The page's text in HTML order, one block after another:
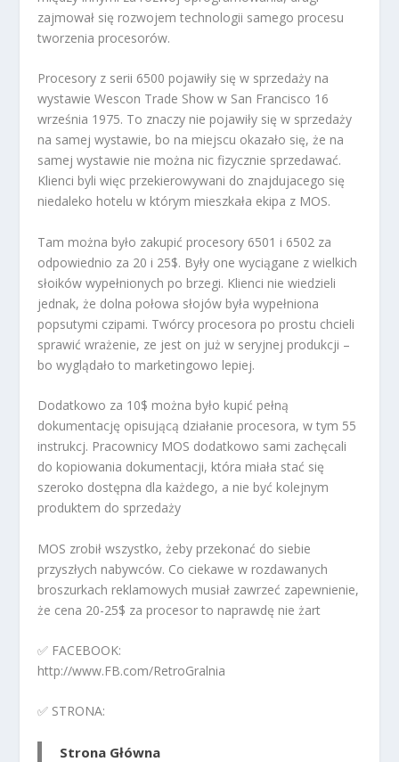
zajmował się rozwojem technologii samego procesu
tworzenia procesorów.
Procesory z serii 6500 pojawiły się w sprzedaży na
wystawie Wescon Trade Show w San Francisco 16
września 1975. To znaczy nie pojawiły się w sprzedaży
na samej wystawie, bo na miejscu okazało się, że na
samej wystawie nie można nic fizycznie sprzedawać.
Klienci byli więc przekierowywani do znajdujacego się
niedaleko hotelu w którym mieszkała ekipa z MOS.
Tam można było zakupić procesory 6501 i 6502 za
odpowiednio za 20 i 25$. Były one wyciągane z wielkich
słoików wypełnionych po brzegi. Klienci nie wiedzieli
jednak, że dolna połowa słojów była wypełniona
popsutymi czipami. Twórcy procesora po prostu chcieli
sprawić wrażenie, ze jest on już w seryjnej produkcji –
bo wyglądało to marketingowo lepiej.
Dodatkowo za 10$ można było kupić pełną
dokumentację opisującą działanie procesora, w tym 55
instrukcj. Pracownicy MOS dodatkowo sami zachęcali
do kopiowania dokumentacji, która miała stać się
szeroko dostępna dla każdego, a nie być kolejnym
produktem do sprzedaży
MOS zrobił wszystko, żeby przekonać do siebie
przyszłych nabywców. Co ciekawe w rozdawanych
broszurkach reklamowych musiał zawrzeć zapewnienie,
że cena 20-25$ za procesor to naprawdę nie żart
✅ FACEBOOK:
http://www.FB.com/RetroGralnia
✅ STRONA:
Strona Główna